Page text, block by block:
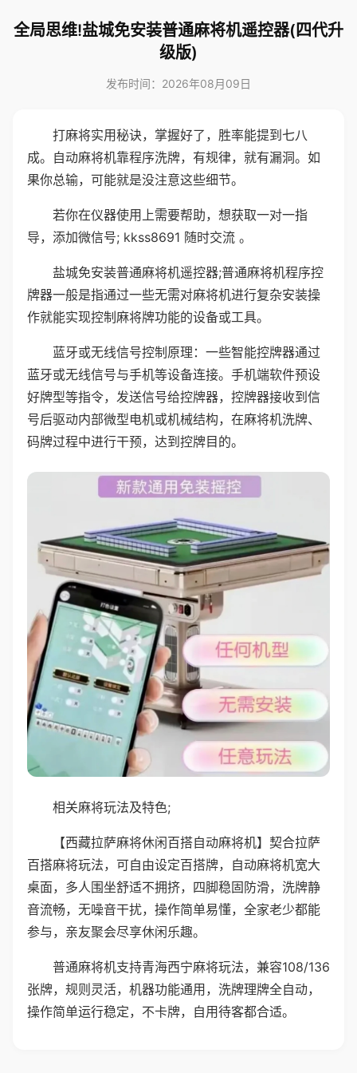
全局思维!盐城免安装普通麻将机遥控器(四代升
级版)
发布时间：2026年08月09日
打麻将实用秘诀，掌握好了，胜率能提到七八
成。自动麻将机靠程序洗牌，有规律，就有漏洞。如
果你总输，可能就是没注意这些细节。
若你在仪器使用上需要帮助，想获取一对一指
导，添加微信号; kkss8691 随时交流 。
盐城免安装普通麻将机遥控器;普通麻将机程序控
牌器一般是指通过一些无需对麻将机进行复杂安装操
作就能实现控制麻将牌功能的设备或工具。
蓝牙或无线信号控制原理：一些智能控牌器通过
蓝牙或无线信号与手机等设备连接。手机端软件预设
好牌型等指令，发送信号给控牌器，控牌器接收到信
号后驱动内部微型电机或机械结构，在麻将机洗牌、
码牌过程中进行干预，达到控牌目的。
相关麻将玩法及特色;
【西藏拉萨麻将休闲百搭自动麻将机】契合拉萨
百搭麻将玩法，可自由设定百搭牌，自动麻将机宽大
桌面，多人围坐舒适不拥挤，四脚稳固防滑，洗牌静
音流畅，无噪音干扰，操作简单易懂，全家老少都能
参与，亲友聚会尽享休闲乐趣。
普通麻将机支持青海西宁麻将玩法，兼容108/136
张牌，规则灵活，机器功能通用，洗牌理牌全自动，
操作简单运行稳定，不卡牌，自用待客都合适。